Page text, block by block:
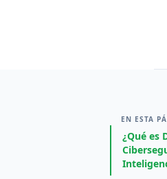
EN ESTA
¿Qué es